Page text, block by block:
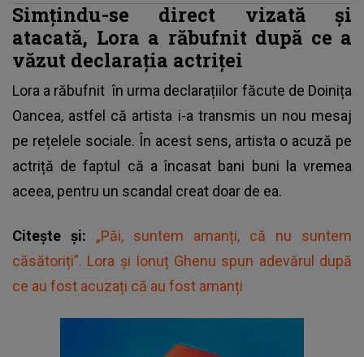
Simțindu-se direct vizată și
atacată, Lora a răbufnit după ce a
văzut declarația actriței
Lora a răbufnit în urma declarațiilor făcute de Doinița
Oancea, astfel că artista i-a transmis un nou mesaj
pe rețelele sociale. În acest sens, artista o acuză pe
actriță de faptul că a încasat bani buni la vremea
aceea, pentru un scandal creat doar de ea.
Citește și: „Păi, suntem amanți, că nu suntem
căsătoriți”. Lora și Ionuț Ghenu spun adevărul după
ce au fost acuzați că au fost amanți